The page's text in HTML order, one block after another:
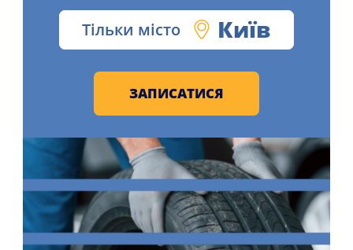
Тільки місто Київ
ЗАПИСАТИСЯ